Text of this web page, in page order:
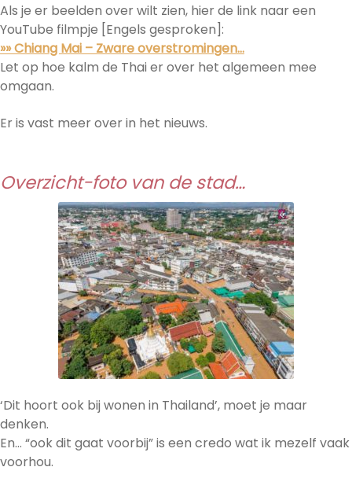
Als je er beelden over wilt zien, hier de link naar een
YouTube filmpje [Engels gesproken]:
»» Chiang Mai – Zware overstromingen…
Let op hoe kalm de Thai er over het algemeen mee
omgaan.
Er is vast meer over in het nieuws.
Overzicht-foto van de stad…
‘Dit hoort ook bij wonen in Thailand’, moet je maar
denken.
En… “ook dit gaat voorbij” is een credo wat ik mezelf vaak
voorhou.